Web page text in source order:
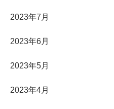
2023年7月
2023年6月
2023年5月
2023年4月